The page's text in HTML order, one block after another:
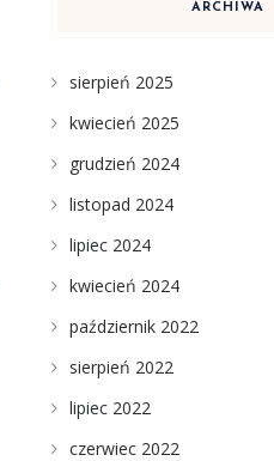
ARCHIWA
sierpień 2025
kwiecień 2025
grudzień 2024
listopad 2024
lipiec 2024
kwiecień 2024
październik 2022
sierpień 2022
lipiec 2022
czerwiec 2022